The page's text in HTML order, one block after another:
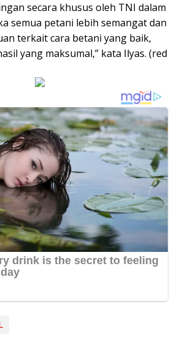
secara khusus oleh TNI dalam
semua petani lebih semangat dan
terkait cara betani yang baik,
yang maksumal,” kata Ilyas. (red